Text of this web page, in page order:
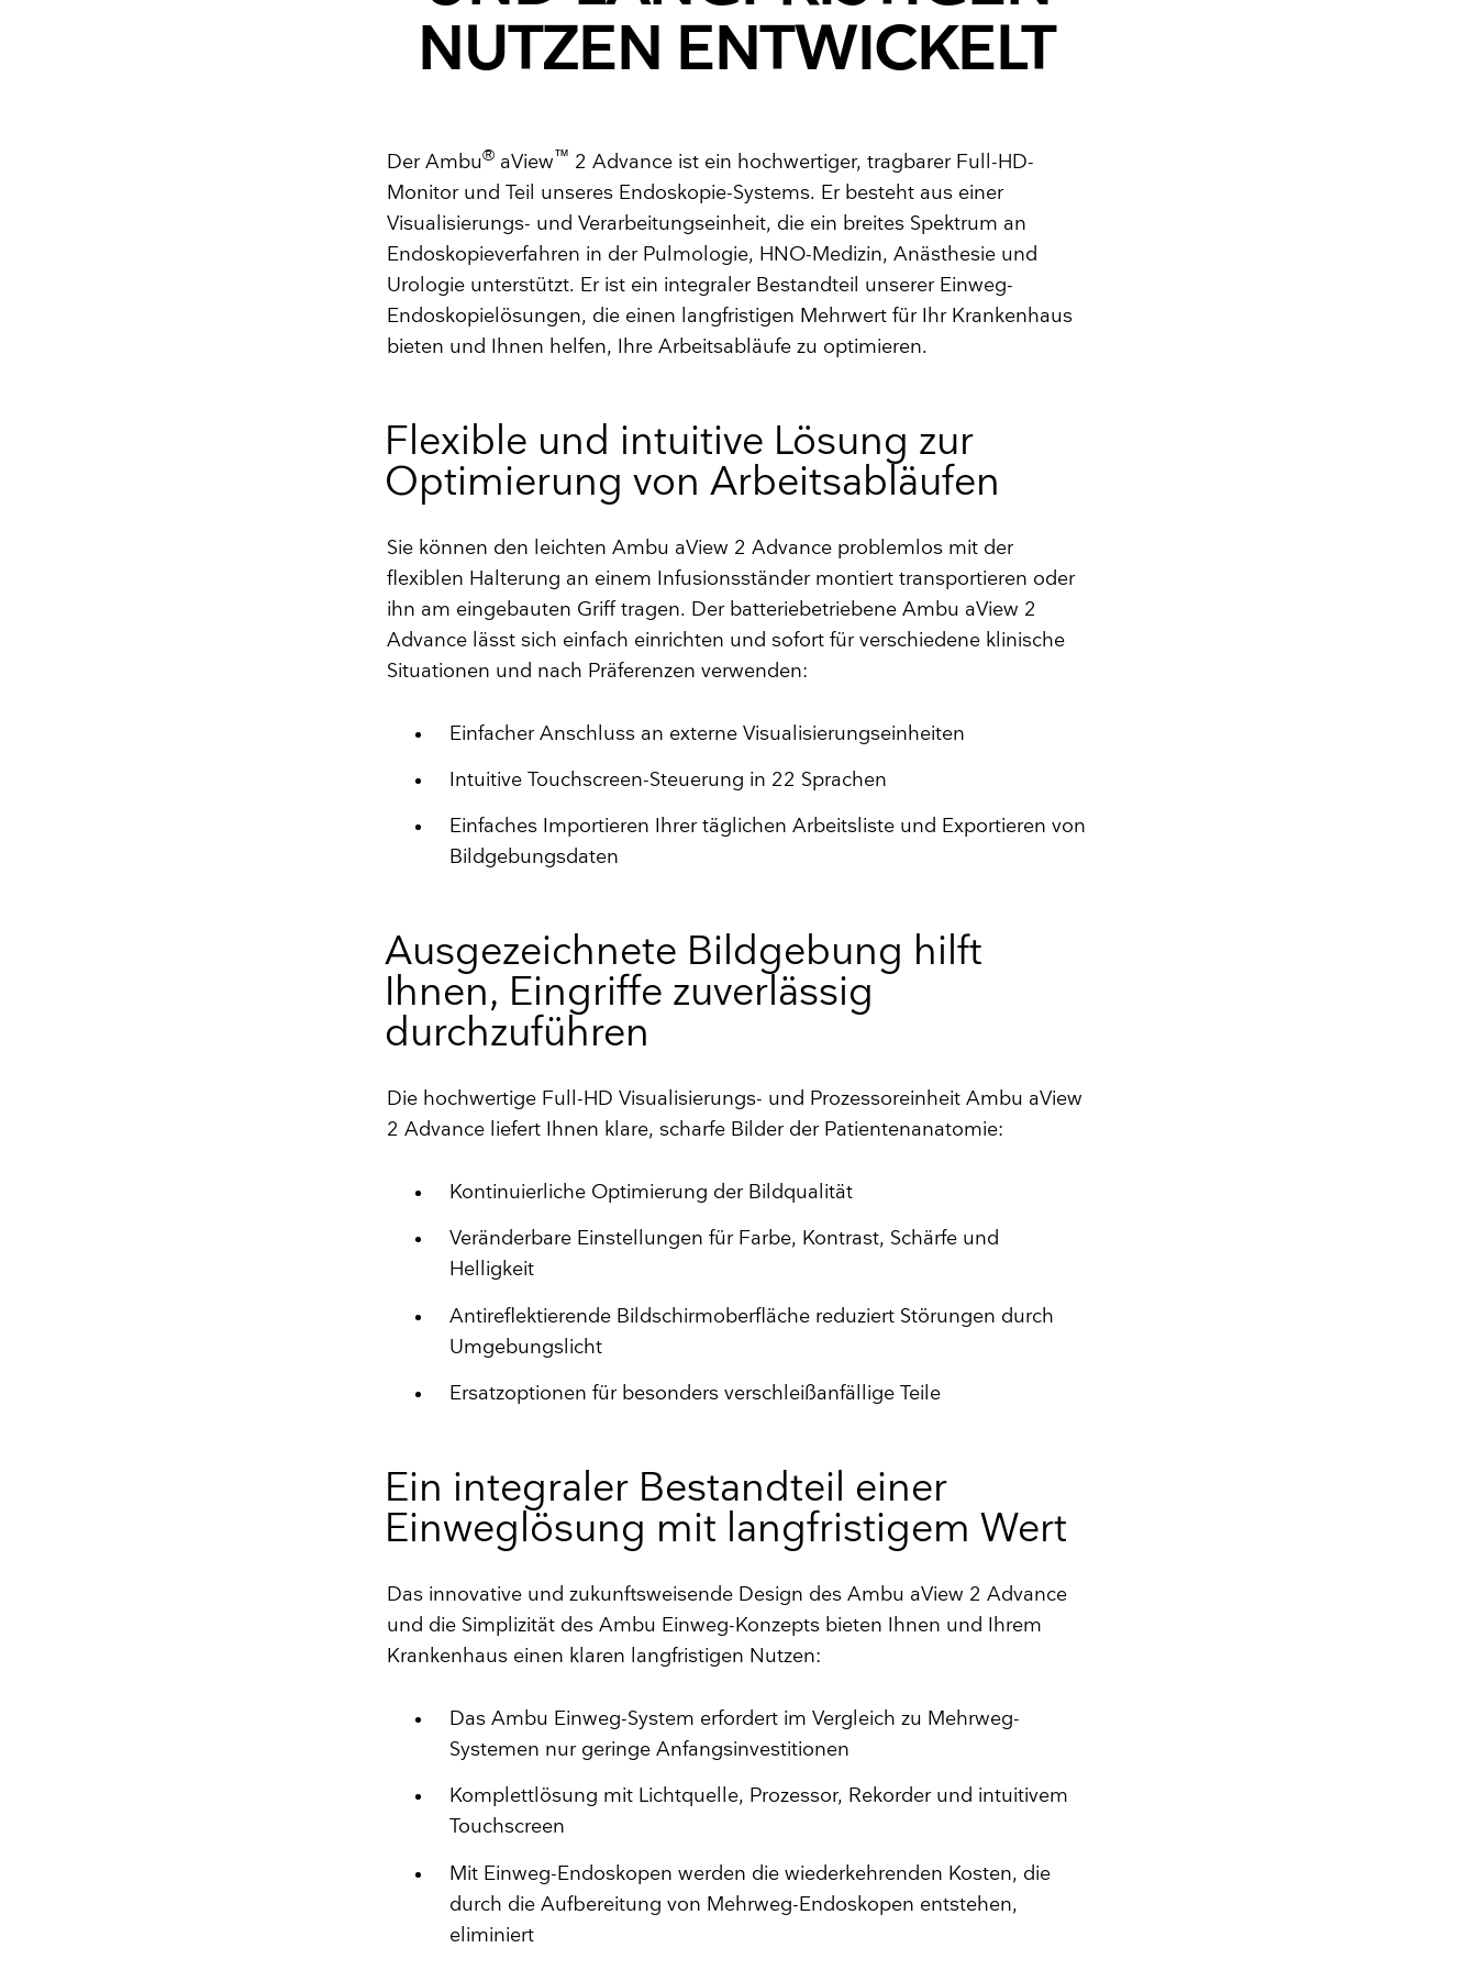
NUTZEN ENTWICKELT
Der Ambu®aView™ 2 Advance ist ein hochwertiger, tragbarer Full-HD-
Monitor und Teil unseres Endoskopie-Systems. Er besteht aus einer
Visualisierungs- und Verarbeitungseinheit, die ein breites Spektrum an
Endoskopieverfahren in der Pulmologie, HNO-Medizin, Anästhesie und
Urologie unterstützt. Er ist ein integraler Bestandteil unserer Einweg-
Endoskopielösungen, die einen langfristigen Mehrwert für Ihr Krankenhaus
bieten und Ihnen helfen, Ihre Arbeitsabläufe zu optimieren.
Flexible und intuitive Lösung zur
Optimierung von Arbeitsabläufen
Sie können den leichten Ambu aView 2 Advance problemlos mit der
flexiblen Halterung an einem Infusionsständer montiert transportieren oder
ihn am eingebauten Griff tragen. Der batteriebetriebene Ambu aView 2
Advance lässt sich einfach einrichten und sofort für verschiedene klinische
Situationen und nach Präferenzen verwenden:
Einfacher Anschluss an externe Visualisierungseinheiten
Intuitive Touchscreen-Steuerung in 22 Sprachen
Einfaches Importieren Ihrer täglichen Arbeitsliste und Exportieren von
Bildgebungsdaten
Ausgezeichnete Bildgebung hilft
Ihnen, Eingriffe zuverlässig
durchzuführen
Die hochwertige Full-HD Visualisierungs- und Prozessoreinheit Ambu aView
2 Advance liefert Ihnen klare, scharfe Bilder der Patientenanatomie:
Kontinuierliche Optimierung der Bildqualität
Veränderbare Einstellungen für Farbe, Kontrast, Schärfe und
Helligkeit
Antireflektierende Bildschirmoberfläche reduziert Störungen durch
Umgebungslicht
Ersatzoptionen für besonders verschleißanfällige Teile
Ein integraler Bestandteil einer
Einweglösung mit langfristigem Wert
Das innovative und zukunftsweisende Design des Ambu aView 2 Advance
und die Simplizität des Ambu Einweg-Konzepts bieten Ihnen und Ihrem
Krankenhaus einen klaren langfristigen Nutzen:
Das Ambu Einweg-System erfordert im Vergleich zu Mehrweg-
Systemen nur geringe Anfangsinvestitionen
Komplettlösung mit Lichtquelle, Prozessor, Rekorder und intuitivem
Touchscreen
Mit Einweg-Endoskopen werden die wiederkehrenden Kosten, die
durch die Aufbereitung von Mehrweg-Endoskopen entstehen,
eliminiert